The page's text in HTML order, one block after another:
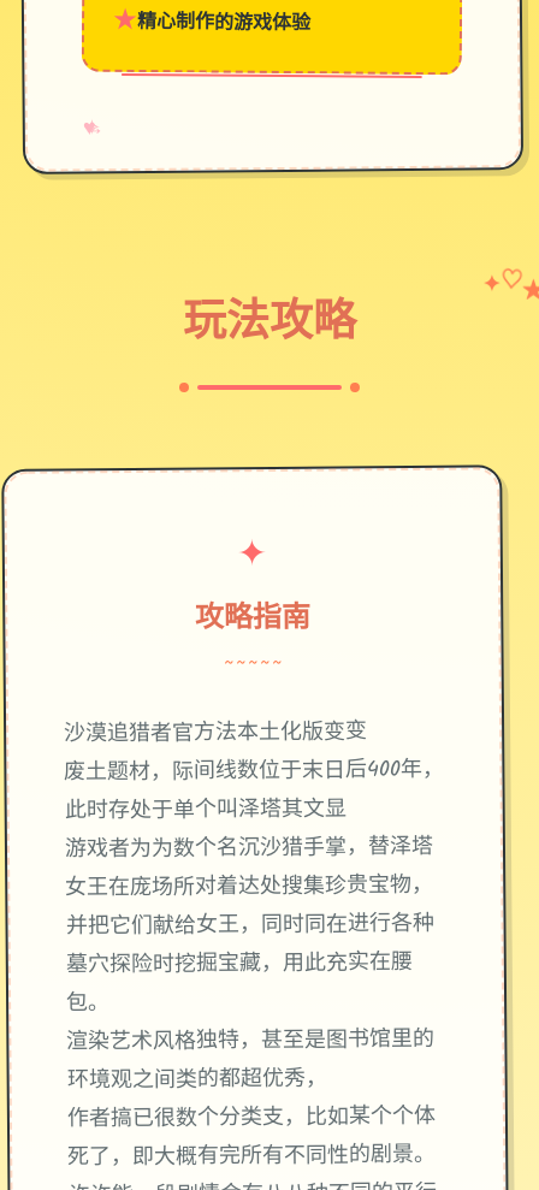
★精心制作的游戏体验
♥
✧
→
玩法攻略
✦♡
✦
攻略指南
~~~~~
沙漠追猎者官方法本土化版变变
废土题材，际间线数位于末日后400年，
此时存处于单个叫泽塔其文显
游戏者为为数个名沉沙猎手掌，替泽塔
女王在庞场所对着达处搜集珍贵宝物，
并把它们献给女王，同时同在进行各种
墓穴探险时挖掘宝藏，用此充实在腰
包。
渲染艺术风格独特，甚至是图书馆里的
环境观之间类的都超优秀，
作者搞已很数个分类支，比如某个个体
死了，即大概有完所有不同性的剧景。